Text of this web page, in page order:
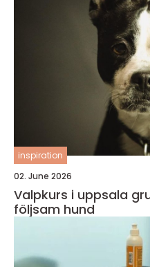
inspiration
02. June 2026
Valpkurs i uppsala grunden för en trygg och
följsam hund